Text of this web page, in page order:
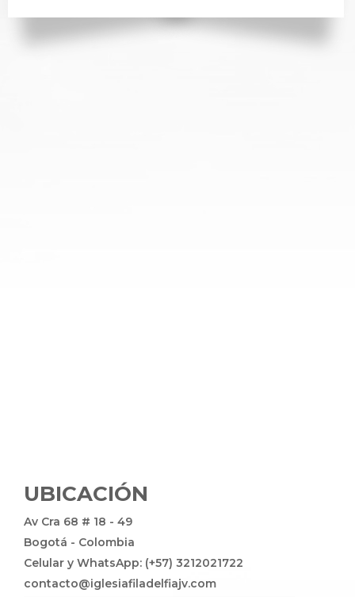
UBICACIÓN
Av Cra 68 # 18 - 49
Bogotá - Colombia
Celular y WhatsApp: (+57) 3212021722
contacto@iglesiafiladelfiajv.com